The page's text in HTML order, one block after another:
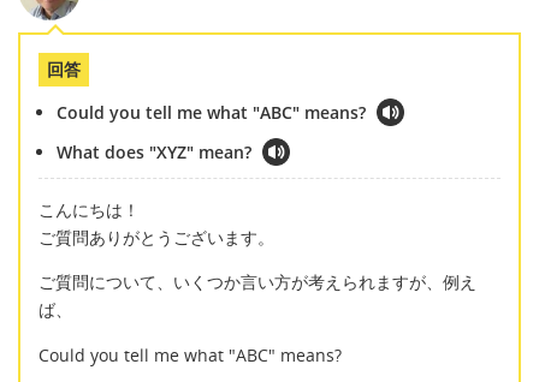
回答
Could you tell me what "ABC" means?
What does "XYZ" mean?
こんにちは！
ご質問ありがとうございます。
ご質問について、いくつか言い方が考えられますが、例え
ば、
Could you tell me what "ABC" means?